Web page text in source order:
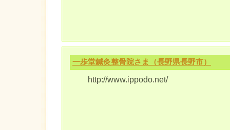
一歩堂鍼灸整骨院さま（長野県長野市）
http://www.ippodo.net/